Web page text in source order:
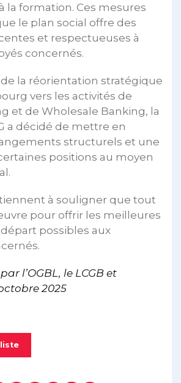
la formation. Ces mesures
le plan social offre des
et respectueuses à
concernés.
la réorientation stratégique
vers les activités de
et de Wholesale Banking, la
a décidé de mettre en
structurels et une
positions au moyen
à souligner que tout
pour offrir les meilleures
possibles aux
l’OGBL, le LCGB et
2025